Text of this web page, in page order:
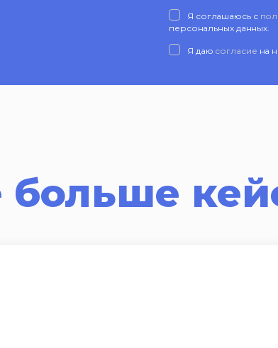
Я соглашаюсь с
персональных данных.
Я даю согласие на